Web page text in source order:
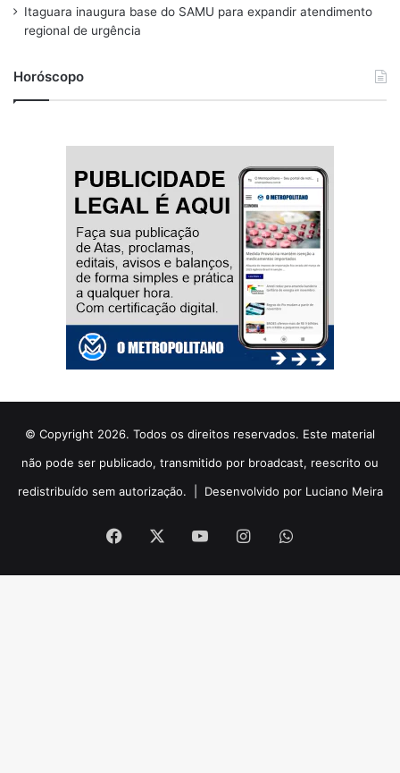
Itaguara inaugura base do SAMU para expandir atendimento
regional de urgência
Horóscopo
© Copyright 2026. Todos os direitos reservados. Este material
não pode ser publicado, transmitido por broadcast, reescrito ou
redistribuído sem autorização. | Desenvolvido por Luciano Meira
Facebook YouTubeInstagramWhatsApp